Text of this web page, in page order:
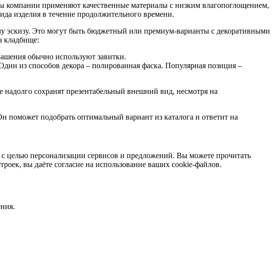
применяют качественные материалы с низким влагопоглощением,
изделия в течение продолжительного времени.
эскизу. Это могут быть бюджетный или премиум-варианты с декоративными
кладбище:
обычно используют завитки.
из способов декора – полированная фаска. Популярная позиция –
надолго сохранят презентабельный внешний вид, несмотря на
подобрать оптимальный вариант из каталога и ответит на
целью персонализации сервисов и предложений. Вы можете прочитать
вы даёте согласие на использование ваших cookie-файлов.